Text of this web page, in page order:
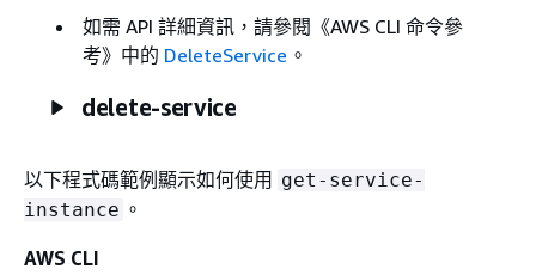
如需 API 詳細資訊，請參閱《AWS CLI 命令參
考》 中的 DeleteService 。
delete-service
以下程式碼範例顯示如何使用 get-service-
instance 。
AWS CLI